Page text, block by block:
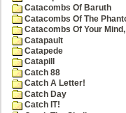
Catacombs Of Baruth
Catacombs Of The
Catacombs Of Your
Catapault
Catapede
Catapill
Catch 88
Catch A Letter!
Catch Day
Catch IT!